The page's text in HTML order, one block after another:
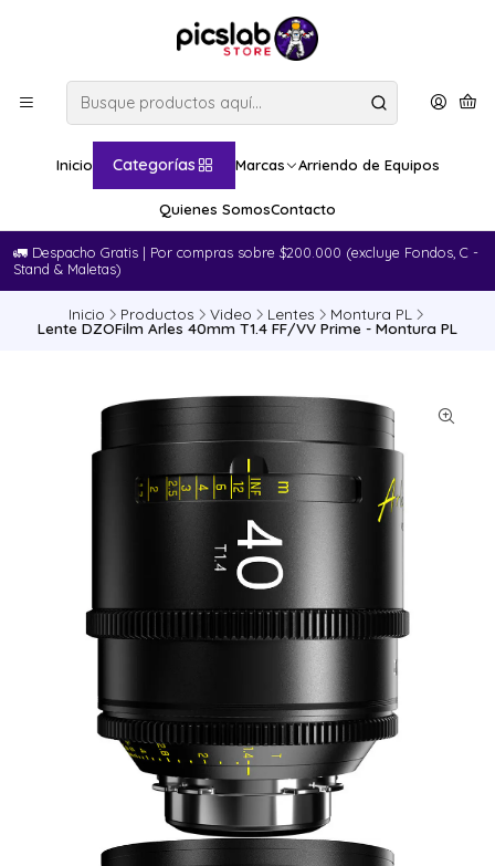
Inicio Categorías Marcas Arriendo de Equipos
Quienes SomosContacto
🚛​ Despacho Gratis | Por compras sobre $200.000 (excluye Fondos, C -
Stand & Maletas)
Inicio Productos Video Lentes Montura PL
Lente DZOFilm Arles 40mm T1.4 FF/VV Prime - Montura PL